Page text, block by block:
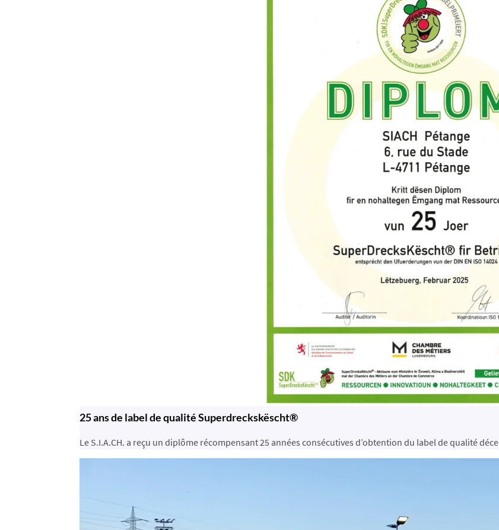
25 ans de label de qualité Superdreckskëscht®
Le S.I.A.CH. a reçu un diplôme récompensant 25 années consécutives d’obtention du label de qualité